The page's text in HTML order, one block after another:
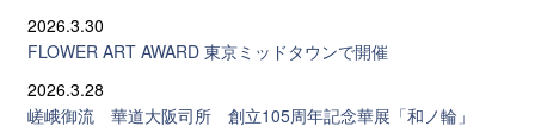
2026.3.30
FLOWER ART AWARD 東京ミッドタウンで開催
2026.3.28
嵯峨御流 華道大阪司所 創立105周年記念華展「和ノ輪」